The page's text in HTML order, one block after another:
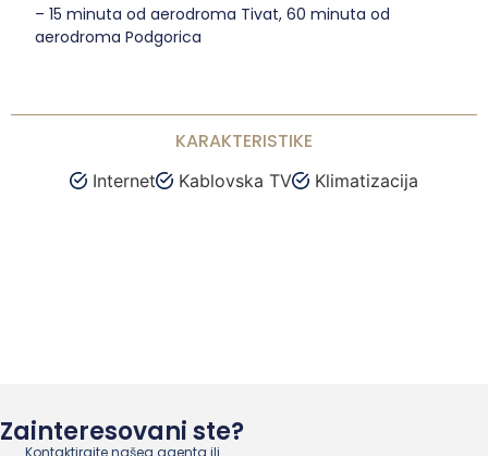
– 15 minuta od aerodroma Tivat, 60 minuta od
aerodroma Podgorica
KARAKTERISTIKE
Internet Kablovska TV Klimatizacija
Zainteresovani ste?
Kontaktirajte našeg agenta ili